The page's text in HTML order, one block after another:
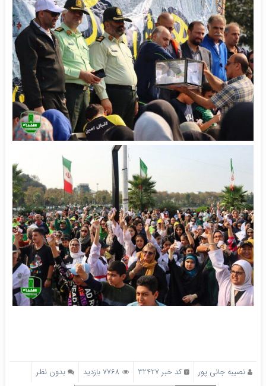
نصیبه جانی پور کد خبر 32427 7768 بازدید
بدون نظر